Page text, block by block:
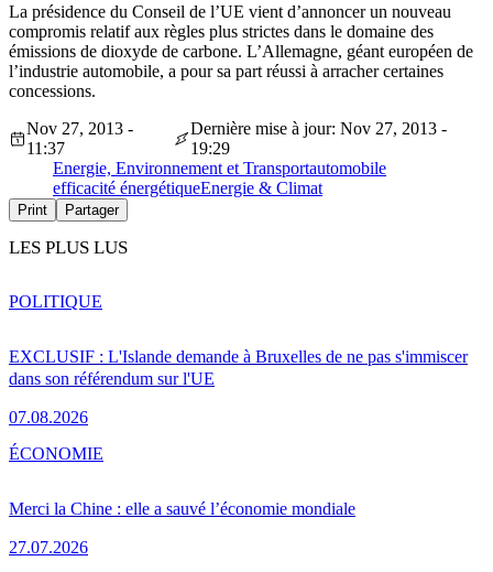
La présidence du Conseil de l’UE vient d’annoncer un nouveau
compromis relatif aux règles plus strictes dans le domaine des
émissions de dioxyde de carbone. L’Allemagne, géant européen de
l’industrie automobile, a pour sa part réussi à arracher certaines
concessions.
Nov 27, 2013 -
11:37
Dernière mise à jour: Nov 27, 2013 -
19:29
Energie, Environnement et Transportautomobile
efficacité énergétiqueEnergie & Climat
Print Partager
LES PLUS LUS
EXCLUSIF : L'Islande demande à Bruxelles de ne pas s'immiscer
dans son référendum sur l'UE
07.08.2026
POLITIQUE
Merci la Chine : elle a sauvé l’économie mondiale
27.07.2026
ÉCONOMIE